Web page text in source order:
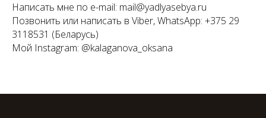
Написать мне по e-mail: mail@yadlyasebya.ru
Позвонить или написать в Viber, WhatsApp: +375 29
3118531 (Беларусь)
Мой Instagram: @kalaganova_oksana